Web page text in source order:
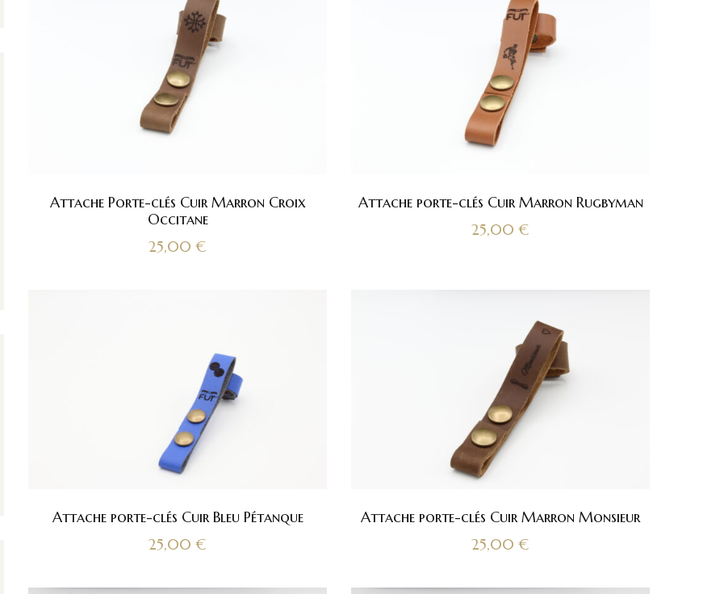
Attache Porte-clés Cuir Marron Croix
Occitane
25,00 €
Attache porte-clés Cuir Marron Rugbyman
25,00 €
Attache porte-clés Cuir Bleu Pétanque
25,00 €
Attache porte-clés Cuir Marron Monsieur
25,00 €